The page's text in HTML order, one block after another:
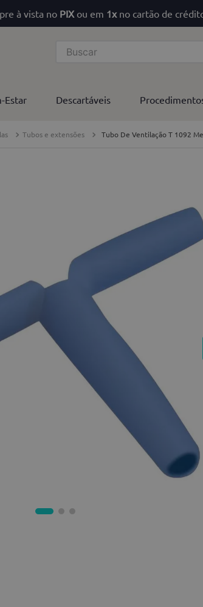
à vista no PIX ou em 1xno cartão de
Buscar
Estar Descartáveis
Tubos e extensões Tubo De Ventilação T 1092